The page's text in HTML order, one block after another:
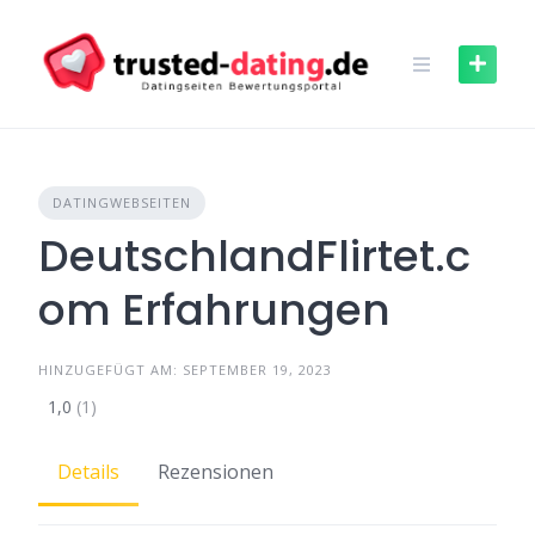
content
DATINGWEBSEITEN
DeutschlandFlirtet.c
om Erfahrungen
HINZUGEFÜGT AM: SEPTEMBER 19, 2023
1,0 (1)
Details Rezensionen